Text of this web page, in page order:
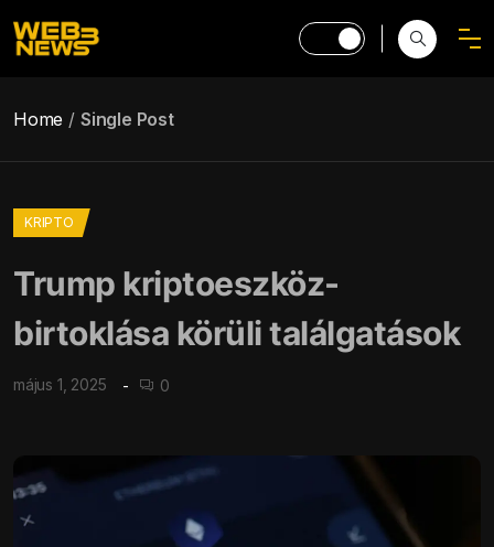
Home Single Post
KRIPTO
Trump kriptoeszköz-
birtoklása körüli találgatások
május 1, 2025 0